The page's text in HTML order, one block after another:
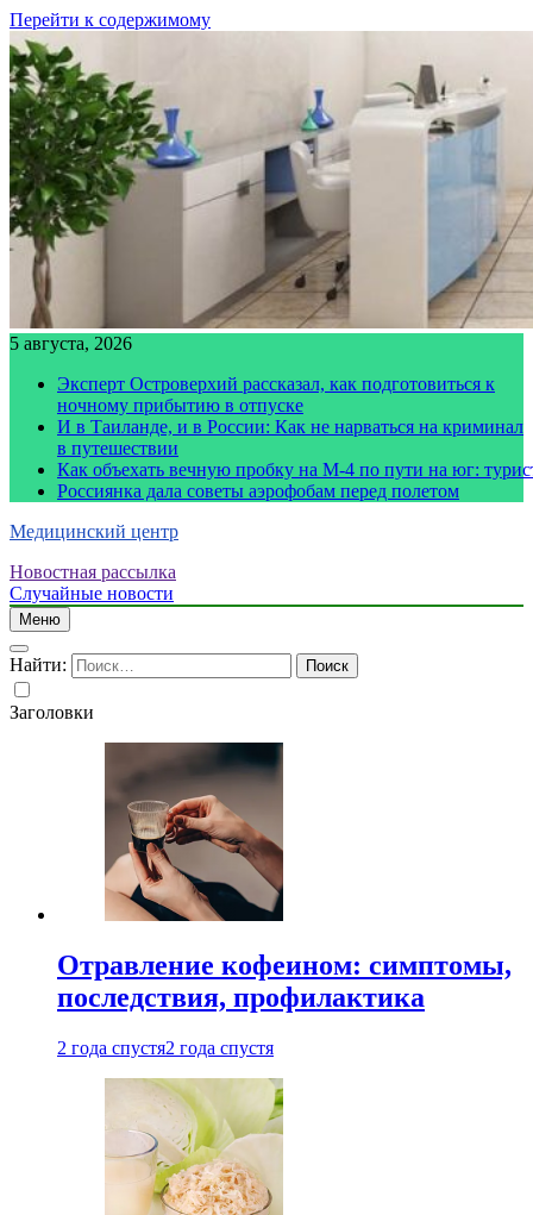
Перейти к содержимому
5 августа, 2026
Эксперт Островерхий рассказал, как подготовиться к
ночному прибытию в отпуске
И в Таиланде, и в России: Как не нарваться на криминал
в путешествии
Как объехать вечную пробку на М-4 по пути на юг:
Россиянка дала советы аэрофобам перед полетом
Медицинский центр
Новостная рассылка
Случайные новости
Меню
Найти:
Заголовки
Отравление кофеином: симптомы,
последствия, профилактика
2 года спустя2 года спустя